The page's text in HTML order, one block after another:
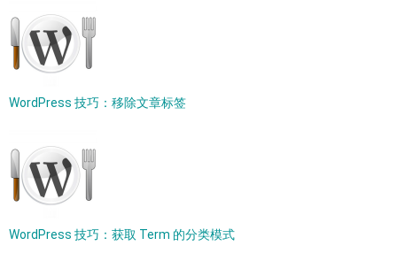
WordPress 技巧：移除文章标签
WordPress 技巧：获取 Term 的分类模式